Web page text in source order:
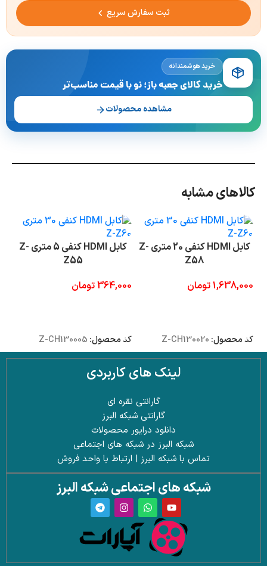
ثبت سفارش سریع
خرید هوشمندانه
خرید کالای جعبه باز؛ نو با قیمت مناسب‌تر
مشاهده محصولات
کالاهای مشابه
کابل HDMI کنفی 20 متری Z-
Z58
1,638,000تومان
کد محصول: Z-CH130020
کابل HDMI کنفی 5 متری Z-
Z55
364,000تومان
کد محصول: Z-CH130005
لینک های کاربردی
گارانتی نقره ای
گارانتی شبکه البرز
دانلود درایور محصولات
شبکه البرز در شبکه های اجتماعی
تماس با شبکه البرز | ارتباط با واحد فروش
شبکه های اجتماعی شبکه البرز